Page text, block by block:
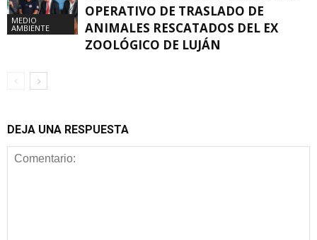
MEDIO
AMBIENTE
OPERATIVO DE TRASLADO DE
ANIMALES RESCATADOS DEL EX
ZOOLÓGICO DE LUJÁN
DEJA UNA RESPUESTA